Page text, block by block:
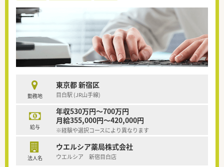
勤務地
東京都 新宿区
目白駅 (JR山手線)
給与
年収530万円～700万円
月給355,000円～420,000円
※経験や選択コースにより異なります
法人名
ウエルシア薬局株式会社
ウエルシア 新宿目白店